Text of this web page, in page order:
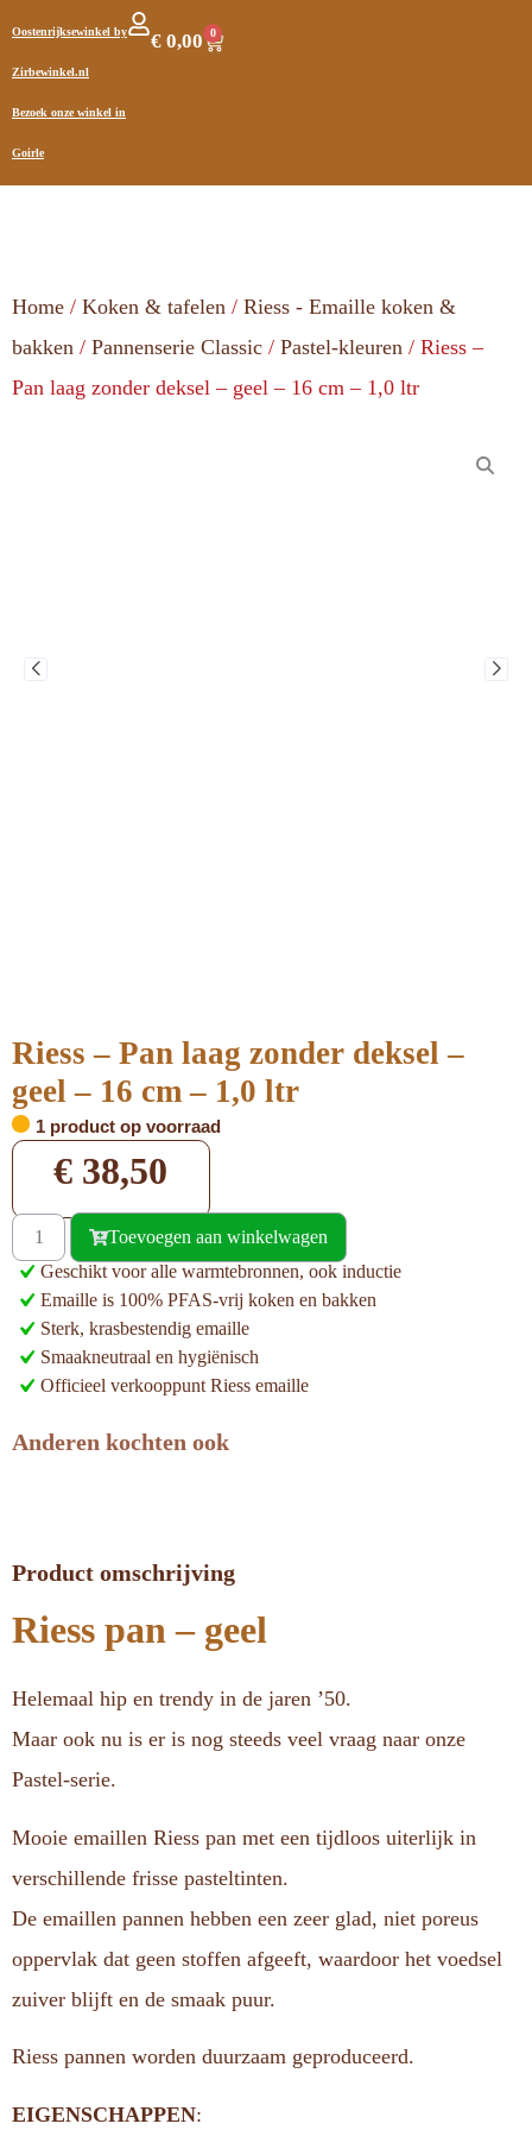
Oostenrijksewinkel by
Zirbewinkel.nl
Bezoek onze winkel in
Goirle
€ 0,00 0
Home / Koken & tafelen / Riess - Emaille koken &
bakken / Pannenserie Classic / Pastel-kleuren / Riess –
Pan laag zonder deksel – geel – 16 cm – 1,0 ltr
Riess – Pan laag zonder deksel –
geel – 16 cm – 1,0 ltr
1 product op voorraad
€ 38,50
Toevoegen aan winkelwagen
Geschikt voor alle warmtebronnen, ook inductie
Emaille is 100% PFAS-vrij koken en bakken
Sterk, krasbestendig emaille
Smaakneutraal en hygiënisch
Officieel verkooppunt Riess emaille
Anderen kochten ook
Product omschrijving
Riess pan – geel
Helemaal hip en trendy in de jaren ’50.
Maar ook nu is er is nog steeds veel vraag naar onze
Pastel-serie.
Mooie emaillen Riess pan met een tijdloos uiterlijk in
verschillende frisse pasteltinten.
De emaillen pannen hebben een zeer glad, niet poreus
oppervlak dat geen stoffen afgeeft, waardoor het voedsel
zuiver blijft en de smaak puur.
Riess pannen worden duurzaam geproduceerd.
EIGENSCHAPPEN: